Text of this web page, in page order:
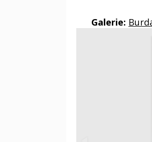
Galerie: